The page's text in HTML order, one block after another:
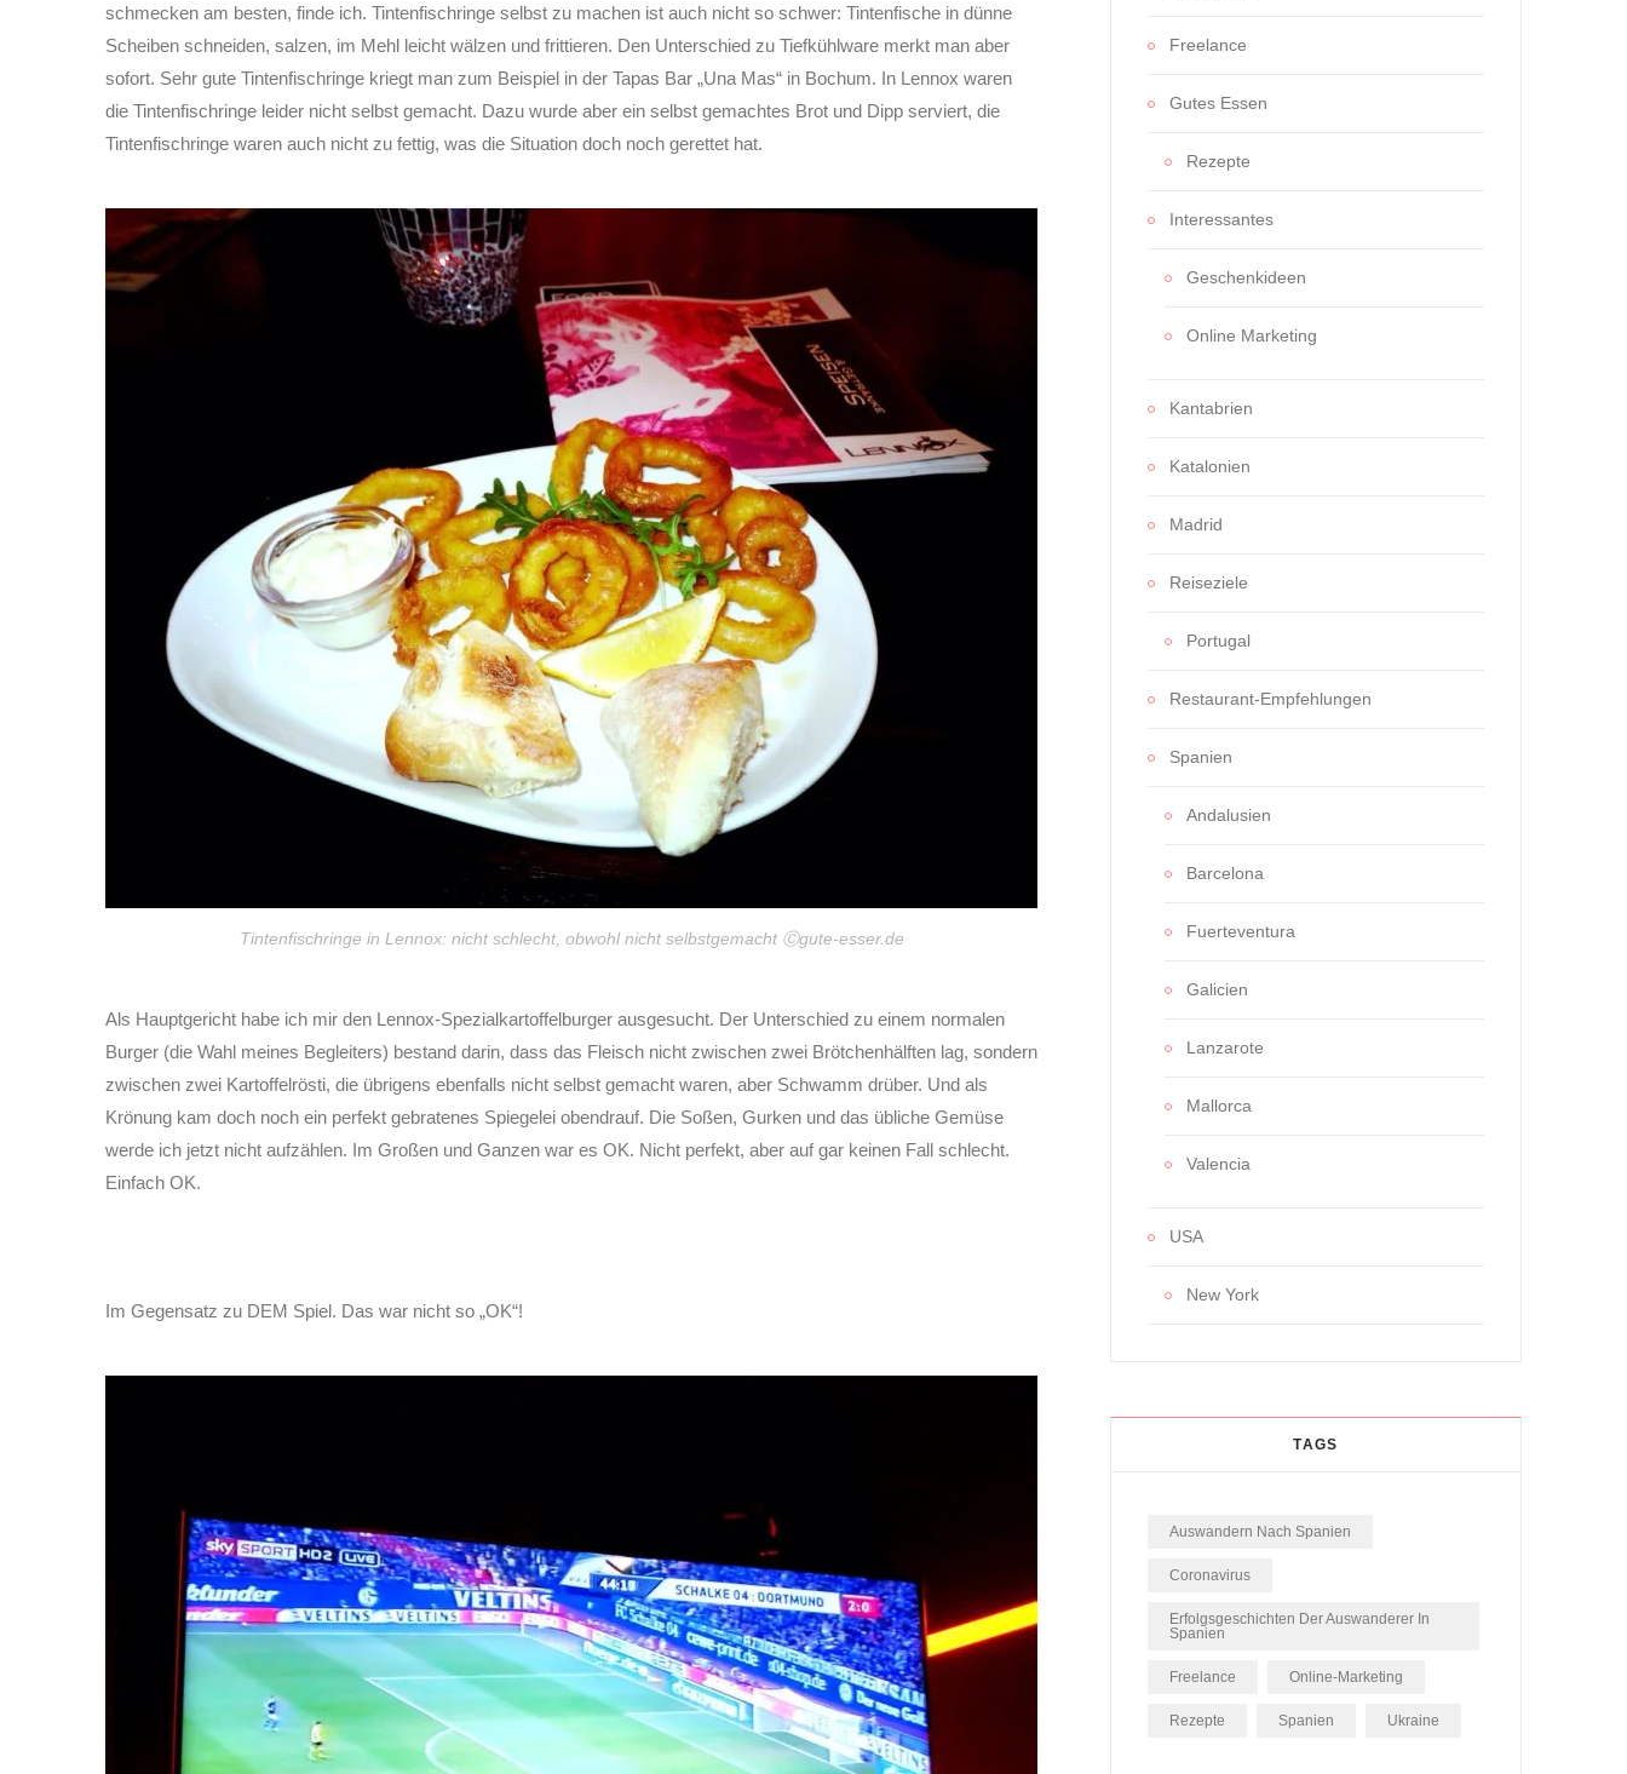
schmecken am besten, finde ich. Tintenfischringe selbst zu machen ist auch nicht so schwer: Tintenfische in dünne
Scheiben schneiden, salzen, im Mehl leicht wälzen und frittieren. Den Unterschied zu Tiefkühlware merkt man aber
sofort. Sehr gute Tintenfischringe kriegt man zum Beispiel in der Tapas Bar „Una Mas“ in Bochum. In Lennox waren
die Tintenfischringe leider nicht selbst gemacht. Dazu wurde aber ein selbst gemachtes Brot und Dipp serviert, die
Tintenfischringe waren auch nicht zu fettig, was die Situation doch noch gerettet hat.
Tintenfischringe in Lennox: nicht schlecht, obwohl nicht selbstgemacht Ⓒgute-esser.de
Als Hauptgericht habe ich mir den Lennox-Spezialkartoffelburger ausgesucht. Der Unterschied zu einem normalen
Burger (die Wahl meines Begleiters) bestand darin, dass das Fleisch nicht zwischen zwei Brötchenhälften lag, sondern
zwischen zwei Kartoffelrösti, die übrigens ebenfalls nicht selbst gemacht waren, aber Schwamm drüber. Und als
Krönung kam doch noch ein perfekt gebratenes Spiegelei obendrauf. Die Soßen, Gurken und das übliche Gemüse
werde ich jetzt nicht aufzählen. Im Großen und Ganzen war es OK. Nicht perfekt, aber auf gar keinen Fall schlecht.
Einfach OK.
Im Gegensatz zu DEM Spiel. Das war nicht so „OK“!
Freelance
Gutes Essen
Rezepte
Interessantes
Geschenkideen
Online Marketing
Kantabrien
Katalonien
Madrid
Reiseziele
Portugal
Restaurant-Empfehlungen
Spanien
Andalusien
Barcelona
Fuerteventura
Galicien
Lanzarote
Mallorca
Valencia
USA
New York
TAGS
Auswandern Nach Spanien
Coronavirus
Erfolgsgeschichten Der Auswanderer In
Spanien
Freelance Online-Marketing
Rezepte Spanien Ukraine